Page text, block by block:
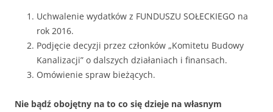
Uchwalenie wydatków z FUNDUSZU SOŁECKIEGO na
rok 2016.
Podjęcie decyzji przez członków „Komitetu Budowy
Kanalizacji” o dalszych działaniach i finansach.
Omówienie spraw bieżących.
Nie bądź obojętny na to co się dzieje na własnym